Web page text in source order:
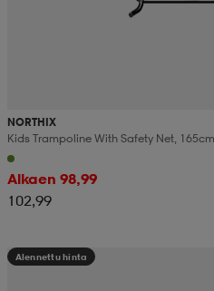
NORTHIX
Kids Trampoline With Safety Net,
Alkaen 98,99
102,99
Alennettu hinta